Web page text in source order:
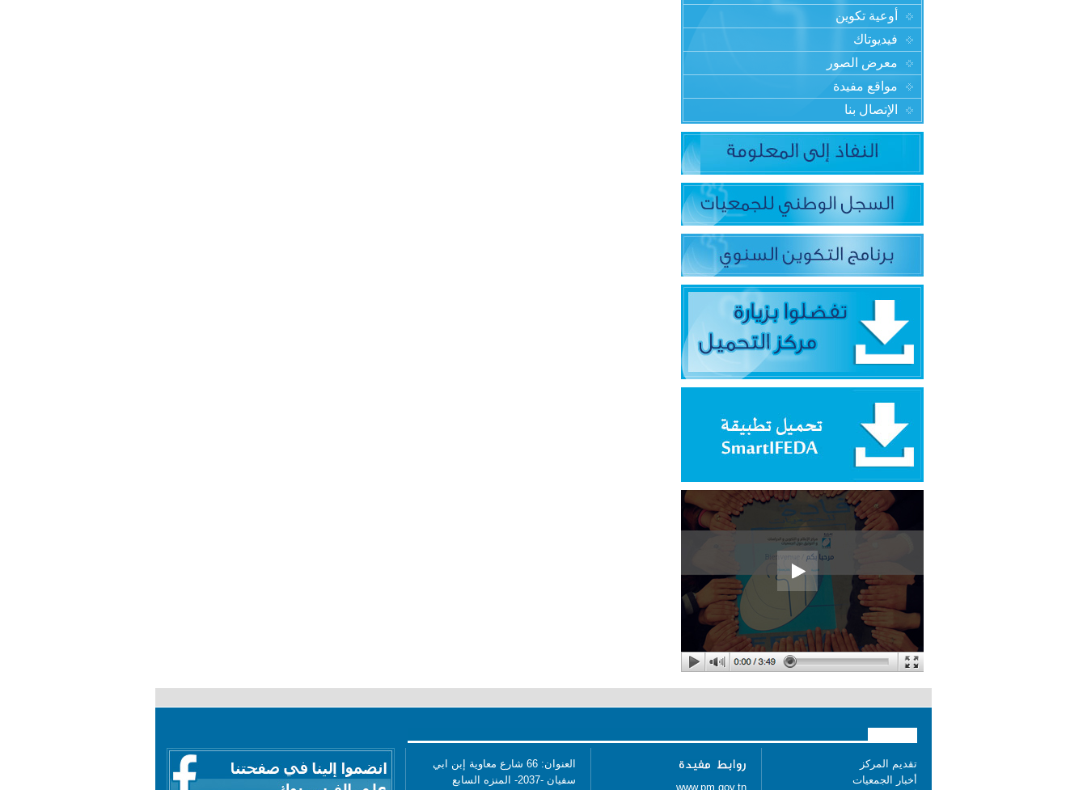
أوعية تكوين
فيديوتاك
معرض الصور
مواقع مفيدة
الإتصال بنا
تقديم المركز
أخبار الجمعيات
www.pm.gov.tn
العنوان: 66 شارع معاوية إبن ابي
سفيان -2037- المنزه السابع